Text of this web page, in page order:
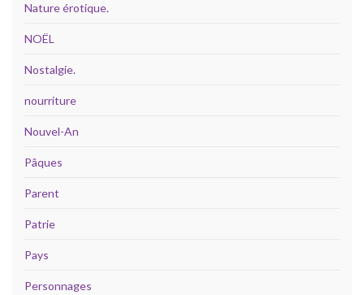
Nature érotique.
NOËL
Nostalgie.
nourriture
Nouvel-An
Pâques
Parent
Patrie
Pays
Personnages